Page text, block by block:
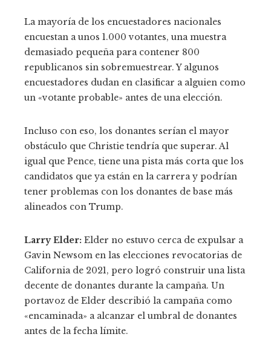
La mayoría de los encuestadores nacionales
encuestan a unos 1.000 votantes, una muestra
demasiado pequeña para contener 800
republicanos sin sobremuestrear. Y algunos
encuestadores dudan en clasificar a alguien como
un «votante probable» antes de una elección.
Incluso con eso, los donantes serían el mayor
obstáculo que Christie tendría que superar. Al
igual que Pence, tiene una pista más corta que los
candidatos que ya están en la carrera y podrían
tener problemas con los donantes de base más
alineados con Trump.
Larry Elder: Elder no estuvo cerca de expulsar a
Gavin Newsom en las elecciones revocatorias de
California de 2021, pero logró construir una lista
decente de donantes durante la campaña. Un
portavoz de Elder describió la campaña como
«encaminada» a alcanzar el umbral de donantes
antes de la fecha límite.